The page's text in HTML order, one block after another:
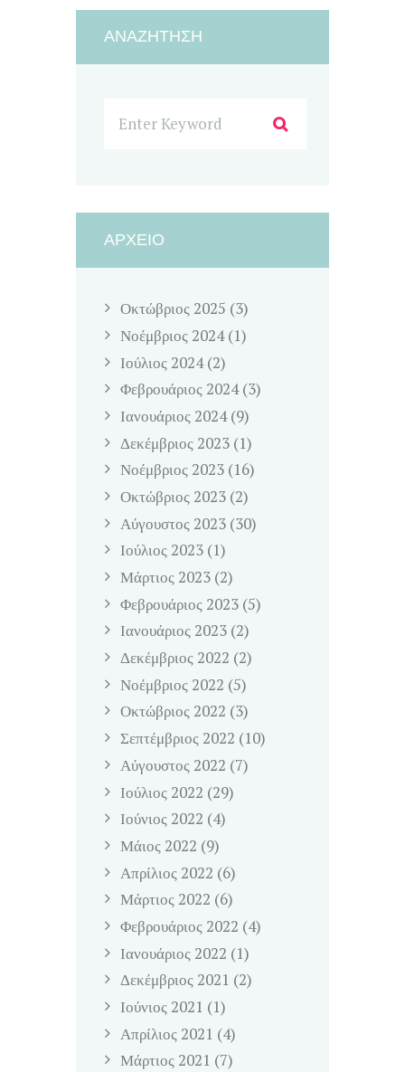
ΑΝΑΖΉΤΗΣΗ
ΑΡΧΕΊΟ
Οκτώβριος 2025 (3)
Νοέμβριος 2024(1)
Ιούλιος 2024(2)
Φεβρουάριος 2024(3)
Ιανουάριος 2024(9)
Δεκέμβριος 2023 (1)
Νοέμβριος 2023 (16)
Οκτώβριος 2023 (2)
Αύγουστος 2023 (30)
Ιούλιος 2023 (1)
Μάρτιος 2023 (2)
Φεβρουάριος 2023 (5)
Ιανουάριος 2023 (2)
Δεκέμβριος 2022 (2)
Νοέμβριος 2022 (5)
Οκτώβριος 2022 (3)
Σεπτέμβριος 2022 (10)
Αύγουστος 2022 (7)
Ιούλιος 2022 (29)
Ιούνιος 2022 (4)
Μάιος 2022 (9)
Απρίλιος 2022 (6)
Μάρτιος 2022 (6)
Φεβρουάριος 2022 (4)
Ιανουάριος 2022 (1)
Δεκέμβριος 2021 (2)
Ιούνιος 2021 (1)
Απρίλιος 2021 (4)
Μάρτιος 2021 (7)